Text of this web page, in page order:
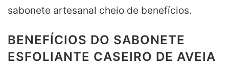
sabonete artesanal cheio de benefícios.
BENEFÍCIOS DO SABONETE
ESFOLIANTE CASEIRO DE AVEIA